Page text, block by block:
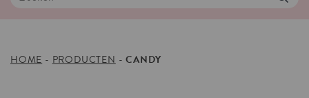
HOME - PRODUCTEN -CANDY